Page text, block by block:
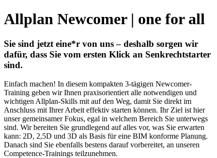
Allplan Newcomer | one for all
Sie sind jetzt eine*r von uns – deshalb sorgen wir
dafür, dass Sie vom ersten Klick an Senkrechtstarter
sind.
Einfach machen! In diesem kompakten 3-tägigen Newcomer-
Training geben wir Ihnen praxisorientiert alle notwendigen und
wichtigen Allplan-Skills mit auf den Weg, damit Sie direkt im
Anschluss mit Ihrer Arbeit effektiv starten können. Ihr Ziel ist hier
unser gemeinsamer Fokus, egal in welchem Bereich Sie unterwegs
sind. Wir bereiten Sie grundlegend auf alles vor, was Sie erwarten
kann: 2D, 2,5D und 3D als Basis für eine BIM konforme Planung.
Danach sind Sie ebenfalls bestens darauf vorbereitet, an unseren
Competence-Trainings teilzunehmen.